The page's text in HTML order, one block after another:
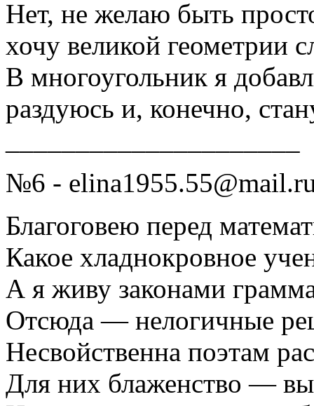
Нет, не желаю быть
хочу великой геометрии
В многоугольник я
раздуюсь и, конечно,
№6 -
Благоговею перед
Какое хладнокровное
А я живу законами
Отсюда — нелогичные
Несвойственна поэтам
Для них блаженство —